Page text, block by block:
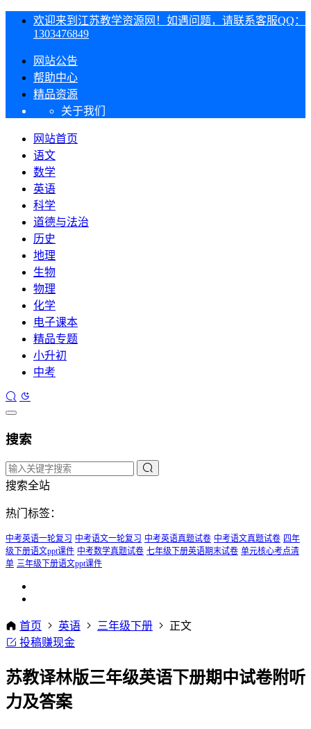
欢迎来到江苏教学资源网！如遇问题，请联系客服QQ：
1303476849
网站公告
帮助中心
精品资源
关于我们
网站首页
语文
数学
英语
科学
道德与法治
历史
地理
生物
物理
化学
电子课本
精品专题
小升初
中考
搜索
搜索全站
热门标签：
中考英语一轮复习 中考语文一轮复习 中考英语真题试卷 中考语文真题试卷 四年
级下册语文ppt课件 中考数学真题试卷 七年级下册英语期末试卷 单元核心考点清
单 三年级下册语文ppt课件
首页 英语 三年级下册
正文
投稿赚现金
苏教译林版三年级英语下册期中试卷附听
力及答案